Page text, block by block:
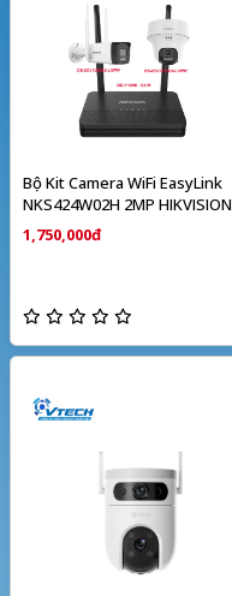
Bộ Kit Camera WiFi EasyLink
NKS424W02H 2MP HIKVISION
1,750,000đ